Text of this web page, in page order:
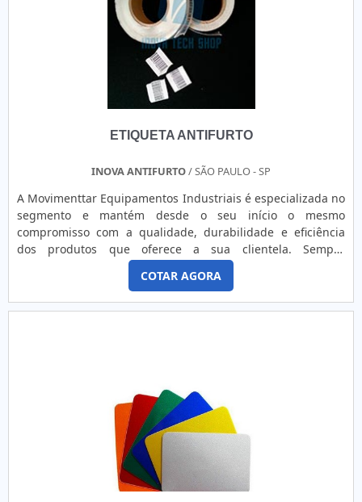
ETIQUETA ANTIFURTO
INOVA ANTIFURTO/ SÃO PAULO - SP
A Movimenttar Equipamentos Industriais é especializada no
segmento e mantém desde o seu início o mesmo
compromisso com a qualidade, durabilidade e eficiência
dos produtos que oferece a sua clientela. Sempre
preocupada com o custo X benefício que seus produtos
possam proporcionar. Ao adquirir um produto da
Movimenttar Equipamentos Industriais como as
plataformas elevatórias articuladas A46JE, é possível
COTAR AGORA